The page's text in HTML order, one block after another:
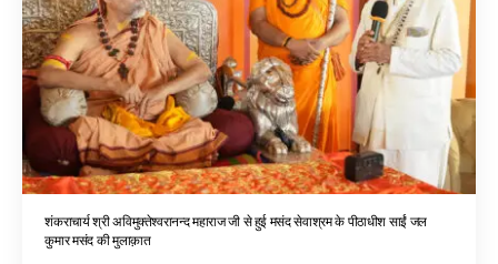
शंकराचार्य श्री अविमुक्तेश्वरानन्द महाराज जी से हुई मसंद सेवाश्रम के पीठाधीश साईं जल
कुमार मसंद की मुलाक़ात